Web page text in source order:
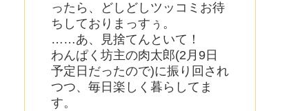
ったら、どしどしツッコミお待
ちしておりまっすぅ。
……あ、見捨てんといて！
わんぱく坊主の肉太郎(2月9日
予定日だったので)に振り回され
つつ、毎日楽しく暮らしてま
す。